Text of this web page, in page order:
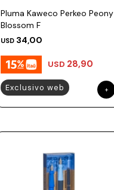
Pluma Kaweco Perkeo Peony
Blossom F
USD 34,00
USD 28,90
Exclusivo web